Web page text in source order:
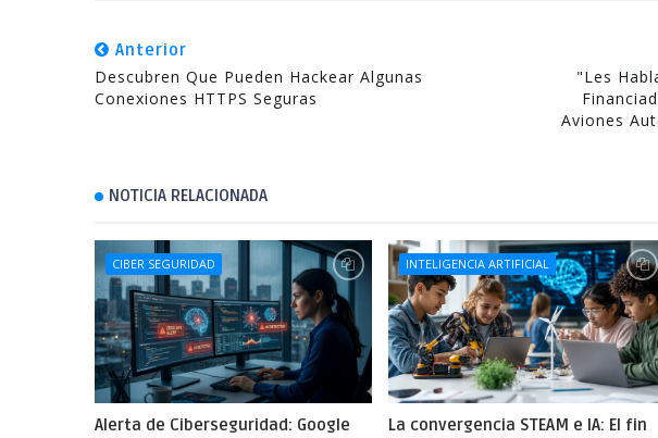
Anterior
Descubren Que Pueden Hackear Algunas
Conexiones HTTPS Seguras
"Les
Aviones
NOTICIA RELACIONADA
CIBER SEGURIDAD
Alerta de Ciberseguridad: Google
INTELIGENCIA ARTIFICIAL
La convergencia STEAM e IA: El fin